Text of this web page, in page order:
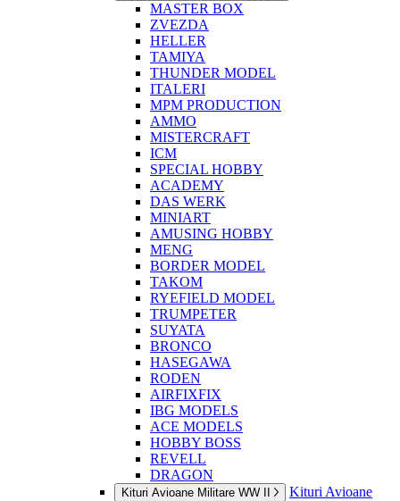
MASTER BOX
ZVEZDA
HELLER
TAMIYA
THUNDER MODEL
ITALERI
MPM PRODUCTION
AMMO
MISTERCRAFT
ICM
SPECIAL HOBBY
ACADEMY
DAS WERK
MINIART
AMUSING HOBBY
MENG
BORDER MODEL
TAKOM
RYEFIELD MODEL
TRUMPETER
SUYATA
BRONCO
HASEGAWA
RODEN
AIRFIXFIX
IBG MODELS
ACE MODELS
HOBBY BOSS
REVELL
DRAGON
Kituri Avioane Militare WW II
Kituri Avioane